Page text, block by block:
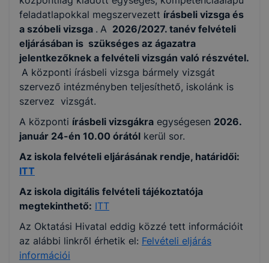
feladatlapokkal megszervezett írásbeli vizsga és
a szóbeli vizsga . A 2026/2027. tanév felvételi
eljárásában is szükséges az ágazatra
jelentkezőknek a felvételi vizsgán való részvétel.
A központi írásbeli vizsga bármely vizsgát
szervező intézményben teljesíthető, iskolánk is
szervez vizsgát.
A központi írásbeli vizsgákra egységesen 2026.
január 24-én 10.00 órától kerül sor.
Az iskola felvételi eljárásának rendje, határidői:
ITT
Az iskola digitális felvételi tájékoztatója
megtekinthető: ITT
Az Oktatási Hivatal eddig közzé tett információit
az alábbi linkről érhetik el: Felvételi eljárás
információi